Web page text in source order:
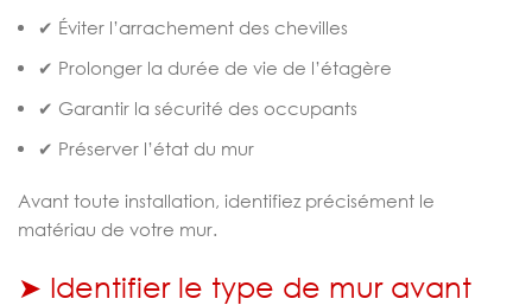
✔ Éviter l’arrachement des chevilles
✔ Prolonger la durée de vie de l’étagère
✔ Garantir la sécurité des occupants
✔ Préserver l’état du mur
Avant toute installation, identifiez précisément le
matériau de votre mur.
➤ Identifier le type de mur avant